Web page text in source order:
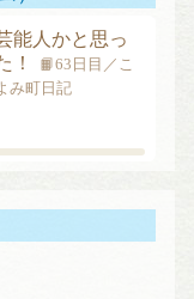
能人かと思っ
！
📙63日目／こ
み町日記